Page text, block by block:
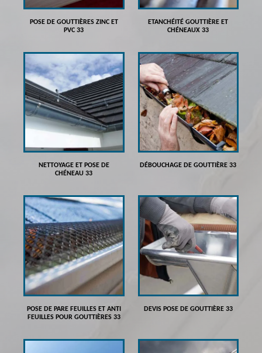
POSE DE GOUTTIÈRES ZINC ET
PVC 33
ETANCHÉITÉ GOUTTIÈRE ET
CHÉNEAUX 33
NETTOYAGE ET POSE DE
CHÉNEAU 33
DÉBOUCHAGE DE GOUTTIÈRE 33
POSE DE PARE FEUILLES ET ANTI
FEUILLES POUR GOUTTIÈRES 33
DEVIS POSE DE GOUTTIÈRE 33